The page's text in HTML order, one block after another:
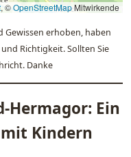
, ©OpenStreetMapMitwirkende
Gewissen erhoben, haben
Richtigkeit. Sollten Sie
Danke
Hermagor: Ein
Kindern